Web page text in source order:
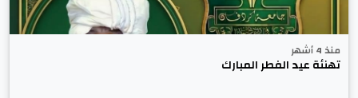
منذ 4 أشهر
تهنئة عيد الفطر المبارك